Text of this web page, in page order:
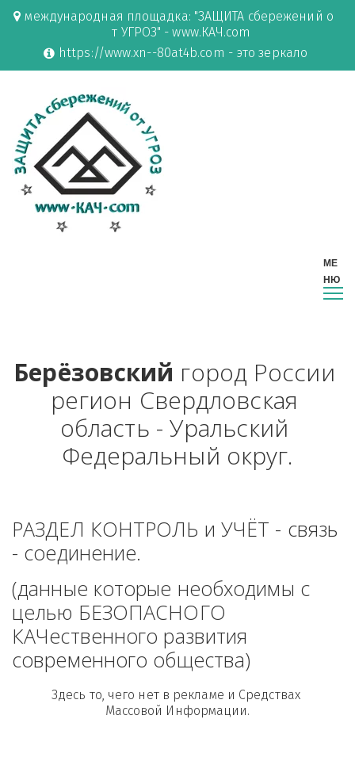
международная площадка: "ЗАЩИТА сбережений о
т УГРОЗ" - www.КАЧ.com
https://www.xn--80at4b.com - это зеркало
Берёзовский город России
регион Свердловская
область - Уральский
Федеральный округ.
РАЗДЕЛ КОНТРОЛЬ и УЧЁТ - связь
- соединение.
(данные которые необходимы с
целью БЕЗОПАСНОГО
КАЧественного развития
современного общества)
Здесь то, чего нет в рекламе и Средствах
Массовой Информации.